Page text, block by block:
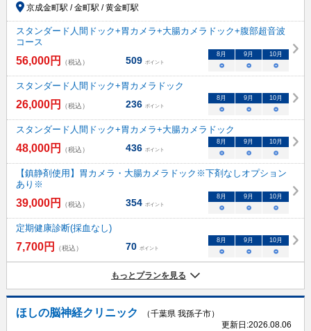
京成金町駅 / 金町駅 / 黄金町駅
スタンダード人間ドック+胃カメラ+大腸カメラドック+腹部超音波
コース
56,000円 （税込） 509 ポイント
8月 9月 10月
○ ○ ○
スタンダード人間ドック+胃カメラドック
26,000円 （税込） 236 ポイント
8月 9月 10月
○ ○ ○
スタンダード人間ドック+胃カメラ+大腸カメラドック
48,000円 （税込） 436 ポイント
8月 9月 10月
○ ○ ○
【鎮静剤使用】胃カメラ・大腸カメラドック※下剤なしオプション
あり※
39,000円 （税込） 354 ポイント
8月 9月 10月
○ ○ ○
定期健康診断(採血なし)
7,700円 （税込） 70 ポイント
8月 9月 10月
○ ○ ○
もっとプランを見る
ほしの脳神経クリニック
（千葉県 我孫子市）
更新日:2026.08.06